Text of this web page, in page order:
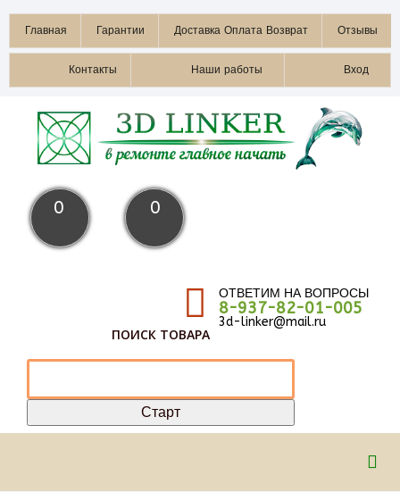
Главная Гарантии Доставка Оплата Возврат Отзывы
Контакты Наши работы Вход
0 0
ОТВЕТИМ НА ВОПРОСЫ
8-937-82-01-005
3d-linker@mail.ru
ПОИСК ТОВАРА